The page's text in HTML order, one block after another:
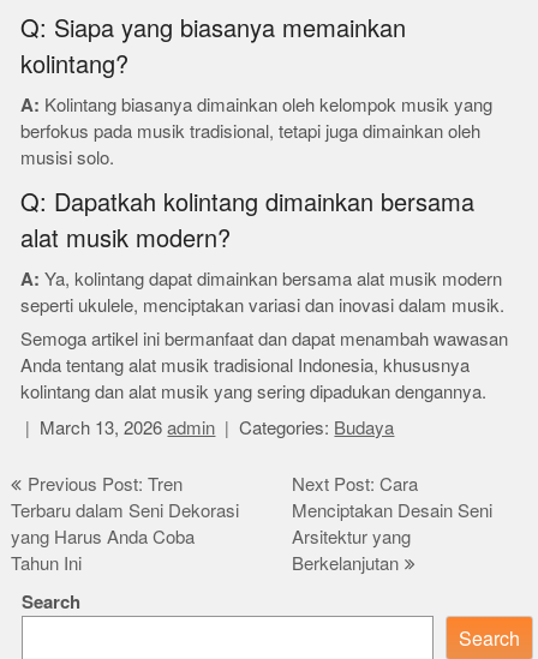
Q: Siapa yang biasanya memainkan
kolintang?
A: Kolintang biasanya dimainkan oleh kelompok musik yang
berfokus pada musik tradisional, tetapi juga dimainkan oleh
musisi solo.
Q: Dapatkah kolintang dimainkan bersama
alat musik modern?
A: Ya, kolintang dapat dimainkan bersama alat musik modern
seperti ukulele, menciptakan variasi dan inovasi dalam musik.
Semoga artikel ini bermanfaat dan dapat menambah wawasan
Anda tentang alat musik tradisional Indonesia, khususnya
kolintang dan alat musik yang sering dipadukan dengannya.
March 13, 2026 admin Categories: Budaya
Post
navigation
Previous Post: Tren
Terbaru dalam Seni Dekorasi
yang Harus Anda Coba
Tahun Ini
Next Post: Cara
Menciptakan Desain Seni
Arsitektur yang
Berkelanjutan
Search
Search